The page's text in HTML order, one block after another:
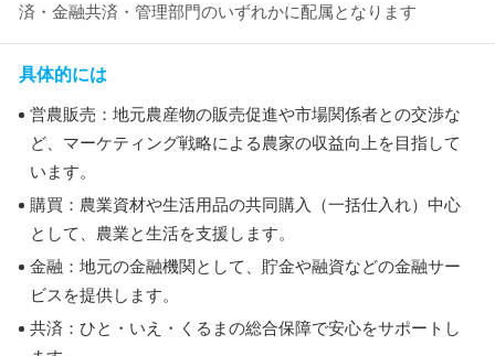
済・金融共済・管理部門のいずれかに配属となります
具体的には
営農販売：地元農産物の販売促進や市場関係者との交渉な
ど、マーケティング戦略による農家の収益向上を目指して
います。
購買：農業資材や生活用品の共同購入（一括仕入れ）中心
として、農業と生活を支援します。
金融：地元の金融機関として、貯金や融資などの金融サー
ビスを提供します。
共済：ひと・いえ・くるまの総合保障で安心をサポートし